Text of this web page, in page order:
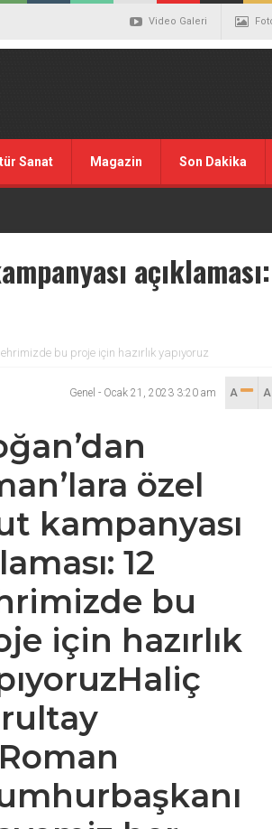
Video Galeri
Sanat Magazin Son Dakika
bu proje için hazırlık yapıyoruz
Genel - Ocak 21, 2023 3:20 am A
özel
kampanyası
12
bu
için hazırlık